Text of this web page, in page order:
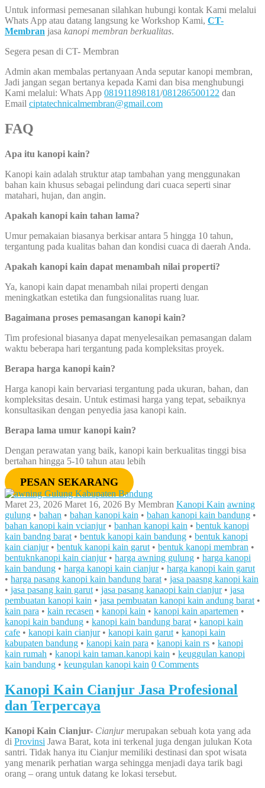
Untuk informasi pemesanan silahkan hubungi kontak Kami melalui
Whats App atau datang langsung ke Workshop Kami, CT-
Membran jasa kanopi membran berkualitas.
Segera pesan di CT- Membran
Admin akan membalas pertanyaan Anda seputar kanopi membran,
Jadi jangan segan bertanya kepada Kami dan bisa menghubungi
Kami melalui: Whats App 081911898181/081286500122 dan
Email ciptatechnicalmembran@gmail.com
FAQ
Apa itu kanopi kain?
Kanopi kain adalah struktur atap tambahan yang menggunakan
bahan kain khusus sebagai pelindung dari cuaca seperti sinar
matahari, hujan, dan angin.
Apakah kanopi kain tahan lama?
Umur pemakaian biasanya berkisar antara 5 hingga 10 tahun,
tergantung pada kualitas bahan dan kondisi cuaca di daerah Anda.
Apakah kanopi kain dapat menambah nilai properti?
Ya, kanopi kain dapat menambah nilai properti dengan
meningkatkan estetika dan fungsionalitas ruang luar.
Bagaimana proses pemasangan kanopi kain?
Tim profesional biasanya dapat menyelesaikan pemasangan dalam
waktu beberapa hari tergantung pada kompleksitas proyek.
Berapa harga kanopi kain?
Harga kanopi kain bervariasi tergantung pada ukuran, bahan, dan
kompleksitas desain. Untuk estimasi harga yang tepat, sebaiknya
konsultasikan dengan penyedia jasa kanopi kain.
Berapa lama umur kanopi kain?
Dengan perawatan yang baik, kanopi kain berkualitas tinggi bisa
bertahan hingga 5-10 tahun atau lebih
PESAN SEKARANG
Maret 23, 2026 Maret 16, 2026 By Membran Kanopi Kain awning
gulung • bahan • bahan kanopi kain • bahan kanopi kain bandung •
bahan kanopi kain vcianjur• banhan kanopi kain • bentuk kanopi
kain bandng barat • bentuk kanopi kain bandung • bentuk kanopi
kain cianjur• bentuk kanopi kain garut • bentuk kanopi membran •
bentuknkanopi kain cianjur• harga awning gulung • harga kanopi
kain bandung • harga kanopi kain cianjur• harga kanopi kain garut
• harga pasang kanopi kain bandung barat • jasa paasng kanopi kain
• jasa pasang kain garut • jasa pasang kanaopi kain cianjur• jasa
pembuatan kanopi kain • jasa pembuatan kanopi kain andung barat •
kain para • kain recasen • kanopi kain • kanopi kain apartemen •
kanopi kain bandung • kanopi kain bandung barat • kanopi kain
cafe • kanopi kain cianjur• kanopi kain garut • kanopi kain
kabupaten bandung • kanopi kain para • kanopi kain rs • kanopi
kain rumah • kanopi kain taman.kanopi kain • keuggulan kanopi
kain bandung • keungulan kanopi kain 0 Comments
Kanopi Kain Cianjur Jasa Profesional
dan Terpercaya
Kanopi Kain Cianjur- Cianjurmerupakan sebuah kota yang ada
di Provinsi Jawa Barat, kota ini terkenal juga dengan julukan Kota
santri. Tidak hanya itu Cianjur memiliki destinasi dan spot wisata
yang menarik perhatian warga sehingga menjadi daya tarik bagi
orang – orang untuk datang ke lokasi tersebut.